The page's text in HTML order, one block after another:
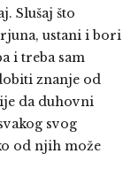
Slušaj što
ustani i bori
i treba sam
znanje od
da duhovni
svog
od njih može